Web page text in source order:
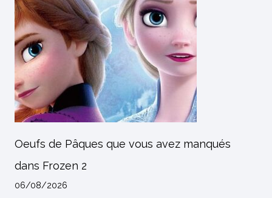
Oeufs de Pâques que vous avez manqués
dans Frozen 2
06/08/2026